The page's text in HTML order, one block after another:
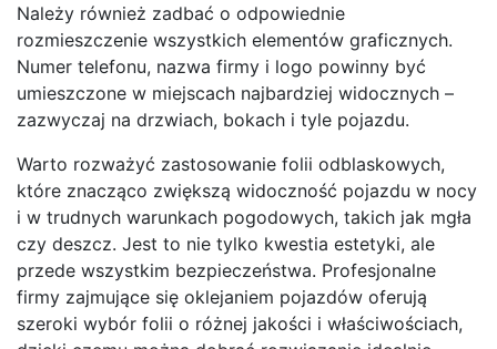
Należy również zadbać o odpowiednie
rozmieszczenie wszystkich elementów graficznych.
Numer telefonu, nazwa firmy i logo powinny być
umieszczone w miejscach najbardziej widocznych –
zazwyczaj na drzwiach, bokach i tyle pojazdu.
Warto rozważyć zastosowanie folii odblaskowych,
które znacząco zwiększą widoczność pojazdu w nocy
i w trudnych warunkach pogodowych, takich jak mgła
czy deszcz. Jest to nie tylko kwestia estetyki, ale
przede wszystkim bezpieczeństwa. Profesjonalne
firmy zajmujące się oklejaniem pojazdów oferują
szeroki wybór folii o różnej jakości i właściwościach,